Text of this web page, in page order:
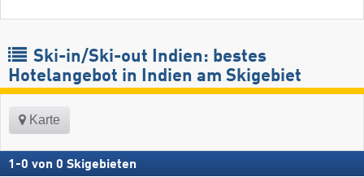
Ski-in/Ski-out Indien: bestes
Hotelangebot in Indien am Skigebiet
Karte
1 -0 von 0 Skigebieten